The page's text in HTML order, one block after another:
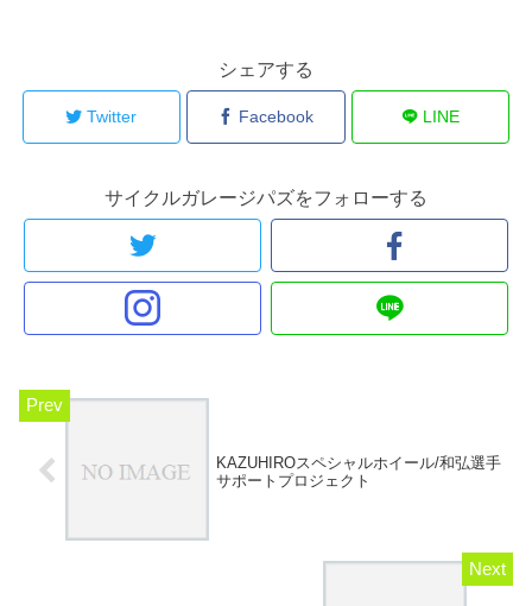
シェアする
Twitter Facebook LINE
サイクルガレージパズをフォローする
KAZUHIROスペシャルホイール/和弘選手
サポートプロジェクト